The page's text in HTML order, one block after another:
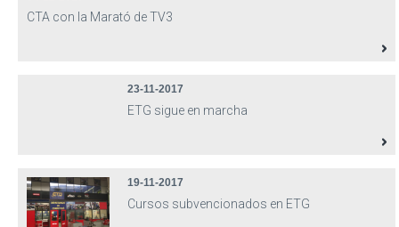
CTA con la Marató de TV3
23-11-2017
ETG sigue en marcha
19-11-2017
Cursos subvencionados en ETG